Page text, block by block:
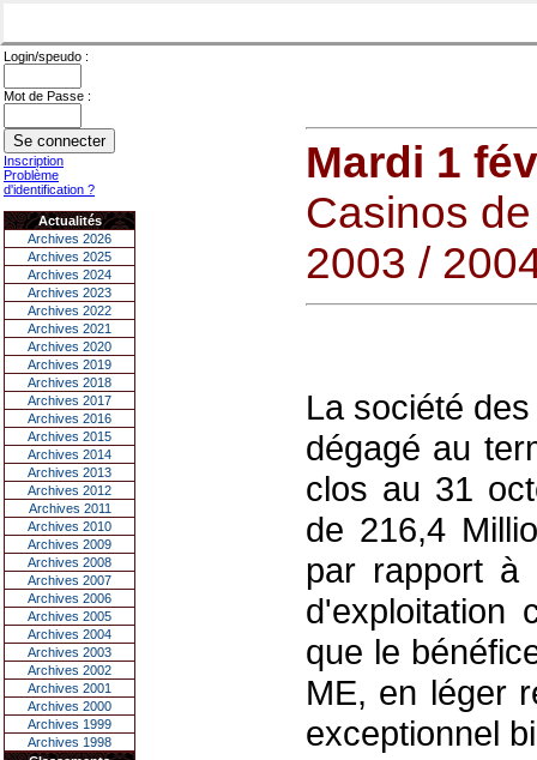
Login/speudo :
Mot de Passe :
Inscription
Problème
d'identification ?
Actualités
Archives 2026
Archives 2025
Archives 2024
Archives 2023
Archives 2022
Archives 2021
Archives 2020
Archives 2019
Archives 2018
Archives 2017
Archives 2016
Archives 2015
Archives 2014
Archives 2013
Archives 2012
Archives 2011
Archives 2010
Archives 2009
Archives 2008
Archives 2007
Archives 2006
Archives 2005
Archives 2004
Archives 2003
Archives 2002
Archives 2001
Archives 2000
Archives 1999
Archives 1998
Mardi 1
Casinos
2003 /
La société
dégagé au
clos au 31
de 216,4
par rapport à
d'exploitation
que le
ME, en léger
exceptionnel